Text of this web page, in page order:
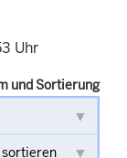
Uhr
und Sortierung